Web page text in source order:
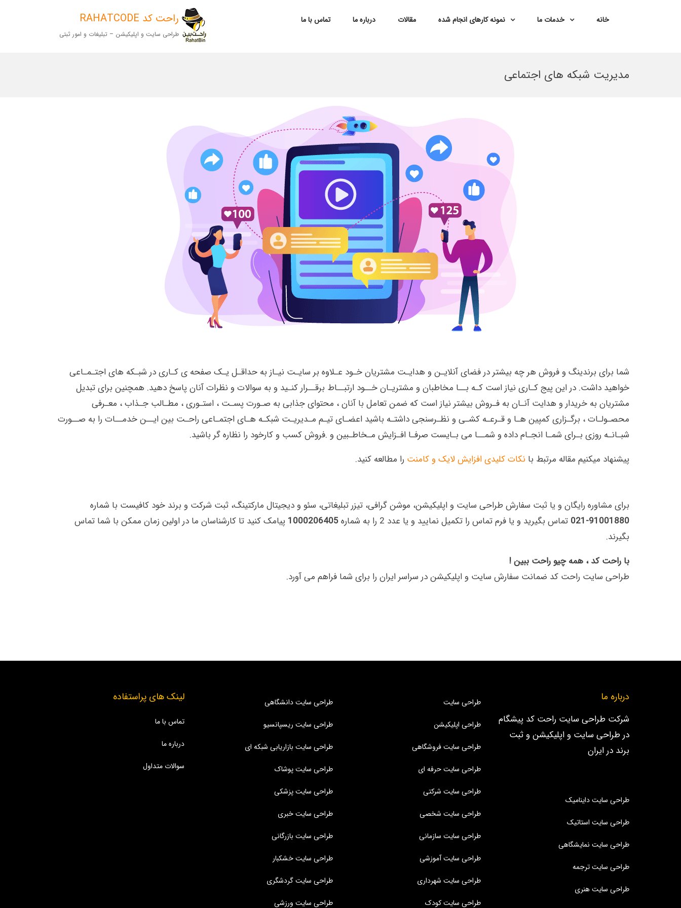
راحت کد RAHATCODE
طراحی سایت و اپلیکیشن – تبلیغات و امور ثبتی
خانه خدمات ما نمونه کارهای انجام شده مقالات درباره ما تماس با ما
مدیریت شبکه های اجتماعی
شما برای برندینگ و فروش هر چه بیشتر در فضای آنلایـن و هدایـت مشتریان خـود عـلاوه بر سایـت نیـاز به حداقـل یـک صفحه ی کـاری در شبـکه های اجتـمـاعی
خواهید داشت. در این پیج کـاری نیاز است کـه بــا مخاطبان و مشتریـان خــود ارتبــاط برقــرار کنـید و به سوالات و نظرات آنان پاسخ دهید. همچنین برای تبدیل
مشتریان به خریدار و هدایت آنـان به فـروش بیشتر نیاز است که ضمن تعامل با آنان ، محتوای جذابی به صـورت پسـت ، استـوری ، مطـالب جـذاب ، معـرفی
محصـولـات ، برگـزاری کمپین هـا و قـرعـه کشـی و نظـرسنجی داشتـه باشید اعضـای تیـم مـدیریـت شبکـه هـای اجتمـاعی راحـت بین ایــن خدمــات را به صــورت
شبـانـه روزی بـرای شمـا انجـام داده و شمــا می بـایست صرفـا افـزایش مـخاطـبین و .فروش کسب و کارخود را نظاره گر باشید.
پیشنهاد میکنیم مقاله مرتبط با نکات کلیدی افزایش لایک و کامنت را مطالعه کنید.
برای مشاوره رایگان و یا ثبت سفارش طراحی سایت و اپلیکیشن، موشن گرافی، تیزر تبلیغاتی، سئو و دیجیتال مارکتینگ، ثبت شرکت و برند خود کافیست با شماره
91001880-021
تماس بگیرید و یا فرم تماس را تکمیل نمایید و یا عدد 2 را به شماره 1000206405 پیامک کنید تا کارشناسان ما در اولین زمان ممکن با شما تماس
بگیرند.
با راحت کد ، همه چیو راحت ببین !
طراحی سایت راحت کد ضمانت سفارش سایت و اپلیکیشن در سراسر ایران را برای شما فراهم می آورد.
درباره ما
شرکت طراحی سایت راحت کد پیشگام
در طراحی سایت و اپلیکیشن و ثبت
برند در ایران
طراحی سایت داینامیک
طراحی سایت استاتیک
طراحی سایت نمایشگاهی
طراحی سایت ترجمه
طراحی سایت هنری
طراحی سایت
طراحی اپلیکیشن
طراحی سایت فروشگاهی
طراحی سایت حرفه ای
طراحی سایت شرکتی
طراحی سایت شخصی
طراحی سایت سازمانی
طراحی سایت آموزشی
طراحی سایت شهرداری
طراحی سایت کودک
طراحی سایت دانشگاهی
طراحی سایت ریسپانسیو
طراحی سایت بازاریابی شبکه ای
طراحی سایت پوشاک
طراحی سایت پزشکی
طراحی سایت خبری
طراحی سایت بازرگانی
طراحی سایت خشکبار
طراحی سایت گردشگری
طراحی سایت ورزشی
لینک های پراستفاده
تماس با ما
درباره ما
سوالات متداول